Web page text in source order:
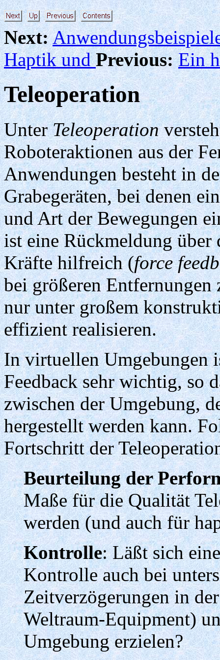
Next:
Haptik undPrevious: Ein
Teleoperation
UnterTeleoperation
Roboteraktionen aus der
Anwendungen besteht in
Grabegeräten, bei denen
und Art der Bewegungen
ist eine Rückmeldung über
Kräfte hilfreich (force
bei größeren
nur unter großem
effizient realisieren.
In virtuellen Umgebungen
Feedback sehr wichtig, so
zwischen der Umgebung,
hergestellt werden kann.
Fortschritt der
Beurteilung der
Maße für die Qualität
werden (und auch für
Kontrolle: Läßt sich
Kontrolle auch bei
Zeitverzögerungen in
Weltraum-Equipment)
Umgebung erzielen?